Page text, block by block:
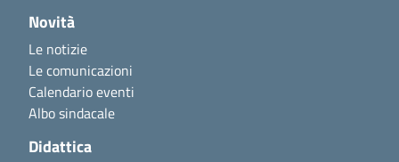
Novità
Le notizie
Le comunicazioni
Calendario eventi
Albo sindacale
Didattica